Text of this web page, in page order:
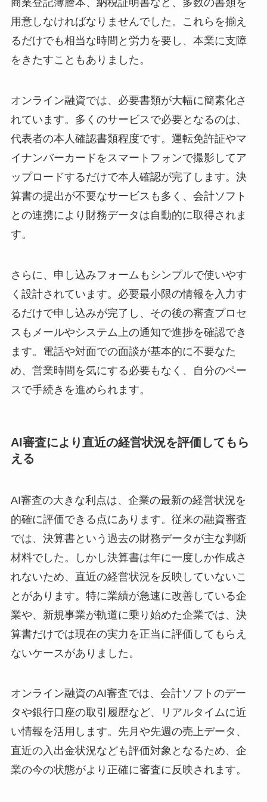
商業登記簿謄本、納税証明書など、多数の書類を
用意しなければなりませんでした。これらを揃え
るだけでも相当な時間と労力を要し、本業に支障
をきたすこともありました。
オンライン融資では、必要書類が大幅に簡素化さ
れています。多くのサービスで必要となるのは、
代表者の本人確認書類程度です。運転免許証やマ
イナンバーカードをスマートフォンで撮影してア
ップロードするだけで本人確認が完了します。決
算書の提出が不要なサービスも多く、会計ソフト
との連携により財務データは自動的に取得されま
す。
さらに、申し込みフォームもシンプルで使いやす
く設計されています。必要最小限の情報を入力す
るだけで申し込みが完了し、その後の審査プロセ
スもメールやシステム上の通知で進捗を確認でき
ます。電話や対面での面談が基本的に不要なた
め、営業時間を気にする必要もなく、自分のペー
スで手続きを進められます。
AI審査により直近の経営状況を評価してもら
える
AI審査の大きな利点は、企業の最新の経営状況を
的確に評価できる点にあります。従来の融資審査
では、決算書という過去の財務データが主な判断
材料でした。しかし決算書は年に一度しか作成さ
れないため、直近の経営状況を反映していないこ
とがあります。特に業績が急速に改善している企
業や、新規事業が軌道に乗り始めた企業では、決
算書だけでは現在の実力を正当に評価してもらえ
ないケースがありました。
オンライン融資のAI審査では、会計ソフトのデー
タや銀行口座の取引履歴など、リアルタイムに近
い情報を活用します。先月や先週の売上データ、
直近の入出金状況なども評価対象となるため、企
業の今の状態がより正確に審査に反映されます。